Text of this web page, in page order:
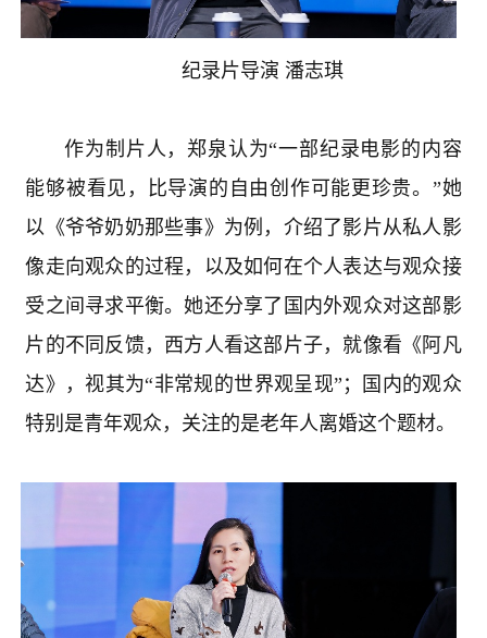
纪录片导演 潘志琪
作为制片人，郑泉认为“一部纪录电影的内容
能够被看见，比导演的自由创作可能更珍贵。”她
以《爷爷奶奶那些事》为例，介绍了影片从私人影
像走向观众的过程，以及如何在个人表达与观众接
受之间寻求平衡。她还分享了国内外观众对这部影
片的不同反馈，西方人看这部片子，就像看《阿凡
达》，视其为“非常规的世界观呈现”；国内的观众
特别是青年观众，关注的是老年人离婚这个题材。